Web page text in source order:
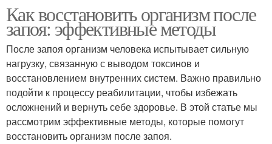
Как восстановить организм после
запоя: эффективные методы
После запоя организм человека испытывает сильную
нагрузку, связанную с выводом токсинов и
восстановлением внутренних систем. Важно правильно
подойти к процессу реабилитации, чтобы избежать
осложнений и вернуть себе здоровье. В этой статье мы
рассмотрим эффективные методы, которые помогут
восстановить организм после запоя.